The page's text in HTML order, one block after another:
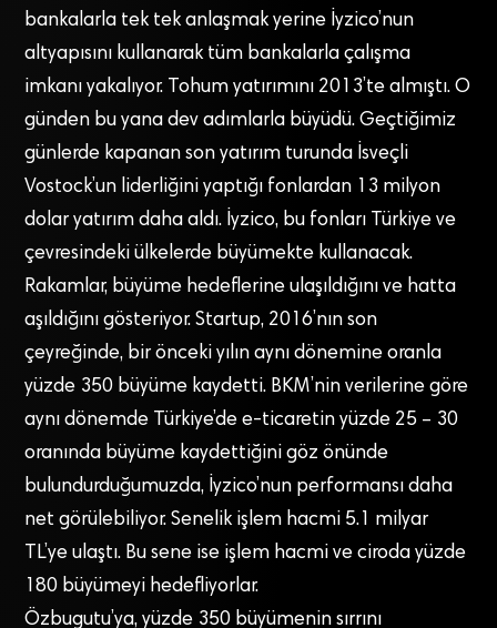
bankalarla tek tek anlaşmak yerine İyzico’nun
altyapısını kullanarak tüm bankalarla çalışma
imkanı yakalıyor. Tohum yatırımını 2013’te almıştı. O
günden bu yana dev adımlarla büyüdü. Geçtiğimiz
günlerde kapanan son yatırım turunda İsveçli
Vostock’un liderliğini yaptığı fonlardan 13 milyon
dolar yatırım daha aldı. İyzico, bu fonları Türkiye ve
çevresindeki ülkelerde büyümekte kullanacak.
Rakamlar, büyüme hedeflerine ulaşıldığını ve hatta
aşıldığını gösteriyor. Startup, 2016’nın son
çeyreğinde, bir önceki yılın aynı dönemine oranla
yüzde 350 büyüme kaydetti. BKM’nin verilerine göre
aynı dönemde Türkiye’de e-ticaretin yüzde 25 – 30
oranında büyüme kaydettiğini göz önünde
bulundurduğumuzda, İyzico’nun performansı daha
net görülebiliyor. Senelik işlem hacmi 5.1 milyar
TL’ye ulaştı. Bu sene ise işlem hacmi ve ciroda yüzde
180 büyümeyi hedefliyorlar.
Özbugutu’ya, yüzde 350 büyümenin sırrını